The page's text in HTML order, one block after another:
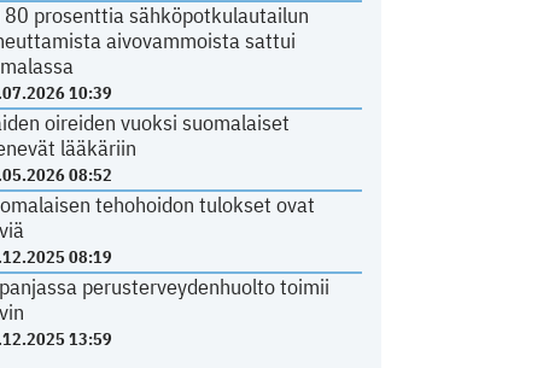
80 prosenttia sähköpotkulautailun
aivovammoista sattui
10:39
oireiden vuoksi suomalaiset
lääkäriin
08:52
tehohoidon tulokset ovat
08:19
perusterveydenhuolto toimii
13:59